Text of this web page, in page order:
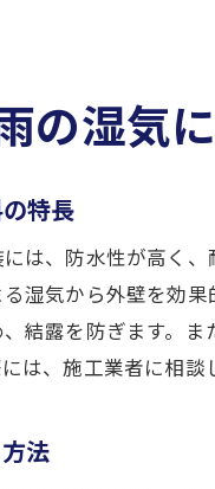
美観
資産
外壁の傷
外
補修
地
の湿気
特長
は、防水性が高く
湿気から外壁を効
結露を防ぎます。
は、施工業者に相
法